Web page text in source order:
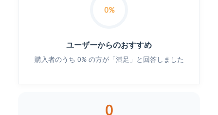
0%
ユーザーからのおすすめ
購入者のうち 0% の方が「満足」と回答しました
0